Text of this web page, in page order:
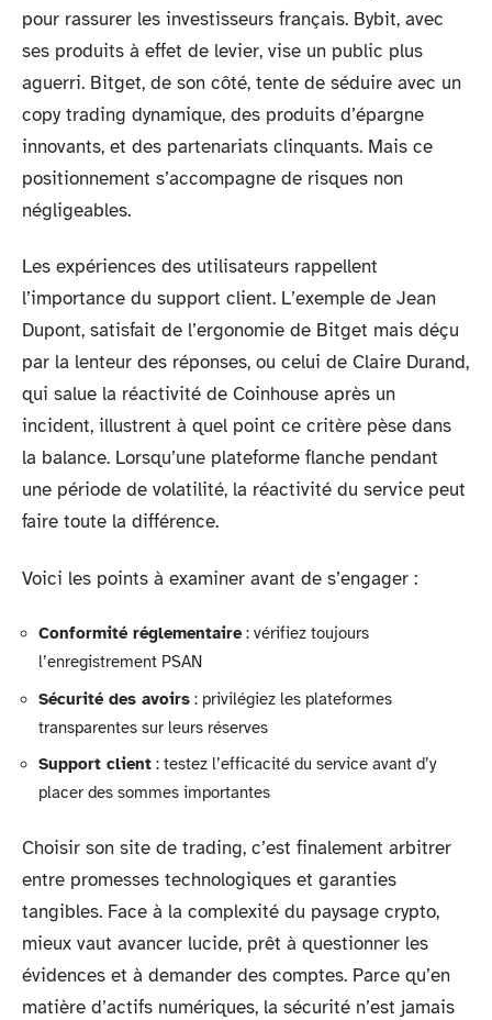
pour rassurer les investisseurs français. Bybit, avec
ses produits à effet de levier, vise un public plus
aguerri. Bitget, de son côté, tente de séduire avec un
copy trading dynamique, des produits d’épargne
innovants, et des partenariats clinquants. Mais ce
positionnement s’accompagne de risques non
négligeables.
Les expériences des utilisateurs rappellent
l’importance du support client. L’exemple de Jean
Dupont, satisfait de l’ergonomie de Bitget mais déçu
par la lenteur des réponses, ou celui de Claire Durand,
qui salue la réactivité de Coinhouse après un
incident, illustrent à quel point ce critère pèse dans
la balance. Lorsqu’une plateforme flanche pendant
une période de volatilité, la réactivité du service peut
faire toute la différence.
Voici les points à examiner avant de s’engager :
Conformité réglementaire: vérifiez toujours
l’enregistrement PSAN
Sécurité des avoirs : privilégiez les plateformes
transparentes sur leurs réserves
Support client : testez l’efficacité du service avant d’y
placer des sommes importantes
Choisir son site de trading, c’est finalement arbitrer
entre promesses technologiques et garanties
tangibles. Face à la complexité du paysage crypto,
mieux vaut avancer lucide, prêt à questionner les
évidences et à demander des comptes. Parce qu’en
matière d’actifs numériques, la sécurité n’est jamais